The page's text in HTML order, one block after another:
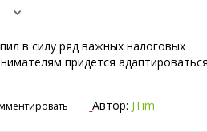
в силу ряд важных налоговых
придется
Автор: JTim